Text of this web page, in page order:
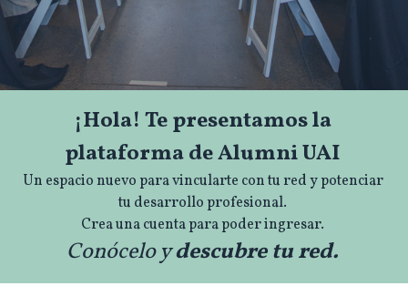
¡Hola! Te presentamos la
plataforma de Alumni UAI
Un espacio nuevo para vincularte con tu red y potenciar
tu desarrollo profesional.
Crea una cuenta para poder ingresar.
Conócelo ydescubre tu red.